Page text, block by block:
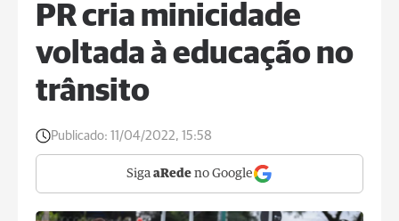
PR cria minicidade
voltada à educação no
trânsito
Publicado: 11/04/2022, 15:58
Siga aRede no Google